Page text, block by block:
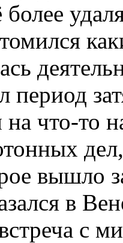
более
период
что-то
вышло
в
с